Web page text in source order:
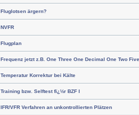
Fluglotsen ärgern?
NVFR
Flugplan
Frequenz jetzt z.B. One Three One Decimal One Two
Temperatur Korrektur bei Kälte
Training bzw. Selftest fï¿½r BZF I
IFR/VFR Verfahren an unkontrollierten Plätzen